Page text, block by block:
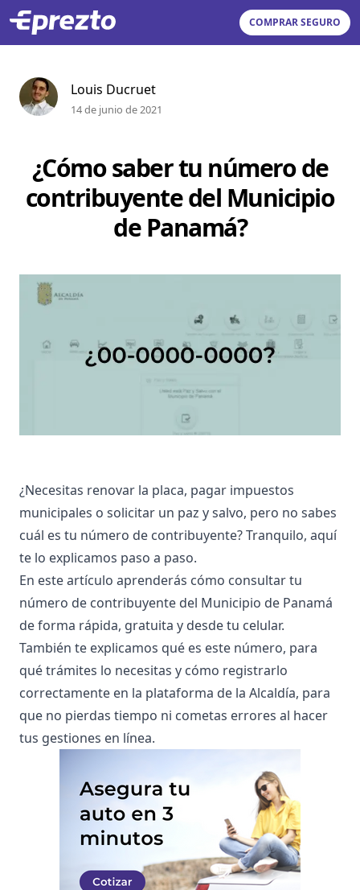
COMPRAR SEGURO
Louis Ducruet
14 de junio de 2021
¿Cómo saber tu número de
contribuyente del Municipio
de Panamá?
¿Necesitas renovar la placa, pagar impuestos
municipales o solicitar un paz y salvo, pero no sabes
cuál es tu número de contribuyente? Tranquilo, aquí
te lo explicamos paso a paso.
En este artículo aprenderás cómo consultar tu
número de contribuyente del Municipio de Panamá
de forma rápida, gratuita y desde tu celular.
También te explicamos qué es este número, para
qué trámites lo necesitas y cómo registrarlo
correctamente en la plataforma de la Alcaldía, para
que no pierdas tiempo ni cometas errores al hacer
tus gestiones en línea.